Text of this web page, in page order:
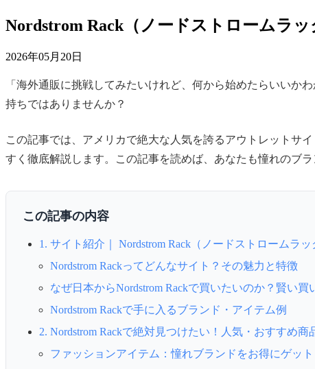
Nordstrom Rack（ノードストロームラ
2026年05月20日
「海外通販に挑戦してみたいけれど、何から始めたらいい
持ちではありませんか？
この記事では、アメリカで絶大な人気を誇るアウトレットサ
すく徹底解説します。この記事を読めば、あなたも憧れのブ
この記事の内容
1. サイト紹介｜ Nordstrom Rack（ノードストロームラッ
Nordstrom Rackってどんなサイト？その魅力と特徴
なぜ日本からNordstrom Rackで買いたいのか？賢い買
Nordstrom Rackで手に入るブランド・アイテム例
2. Nordstrom Rackで絶対見つけたい！人気・おすすめ商
ファッションアイテム：憧れブランドをお得にゲット